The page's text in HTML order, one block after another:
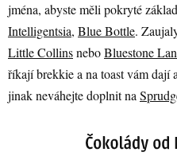
jména, abyste měli pokryté
Intelligentsia, Blue Bottle.
Little CollinsneboBluestone
říkají brekkie a na toast vám
jinak neváhejte doplnit na